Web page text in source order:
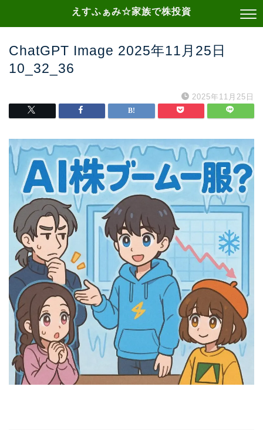
えすふぁみ☆家族で株投資
ChatGPT Image 2025年11月25日
10_32_36
2025年11月25日